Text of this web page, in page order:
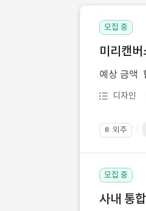
모집 중
미리캔
예상 금액
디자인
📔 외주
모집 중
사내 통